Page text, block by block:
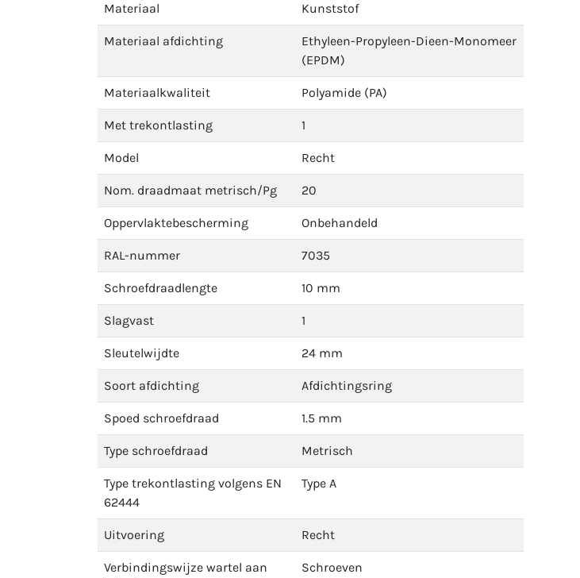
Materiaal Kunststof
Materiaal afdichting
Ethyleen-Propyleen-Dieen-Monomeer
(EPDM)
Materiaalkwaliteit Polyamide (PA)
Met trekontlasting 1
Model Recht
Nom. draadmaat metrisch/Pg 20
Oppervlaktebescherming Onbehandeld
RAL-nummer 7035
Schroefdraadlengte 10 mm
Slagvast 1
Sleutelwijdte 24 mm
Soort afdichting Afdichtingsring
Spoed schroefdraad 1.5 mm
Type schroefdraad Metrisch
Type trekontlasting volgens EN
62444
Type A
Uitvoering Recht
Verbindingswijze wartel aan
Schroeven